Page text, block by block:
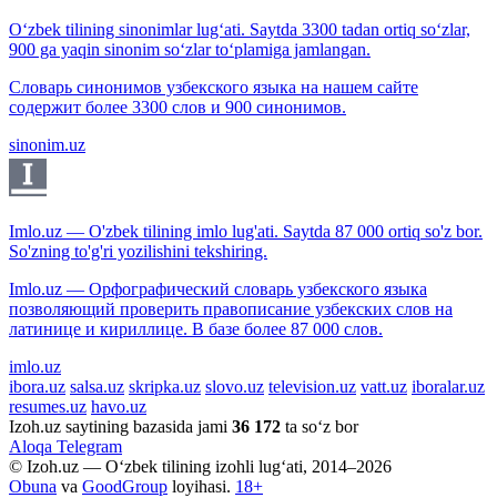
O‘zbek tilining sinonimlar lug‘ati. Saytda 3300 tadan ortiq so‘zlar,
900 ga yaqin sinonim so‘zlar to‘plamiga jamlangan.
Словарь синонимов узбекского языка на нашем сайте
содержит более 3300 слов и 900 синонимов.
sinonim.uz
Imlo.uz — O'zbek tilining imlo lug'ati. Saytda 87 000 ortiq so'z bor.
So'zning to'g'ri yozilishini tekshiring.
Imlo.uz — Орфографический словарь узбекского языка
позволяющий проверить правописание узбекских слов на
латинице и кириллице. В базе более 87 000 слов.
imlo.uz
ibora.uz salsa.uz skripka.uz slovo.uz television.uz vatt.uz iboralar.uz
resumes.uz havo.uz
Izoh.uz saytining bazasida jami 36 172 ta so‘z bor
Aloqa Telegram
© Izoh.uz — O‘zbek tilining izohli lug‘ati, 2014–2026
Obuna va GoodGroup loyihasi. 18+